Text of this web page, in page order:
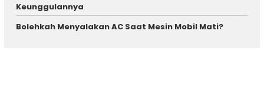
Keunggulannya
Bolehkah Menyalakan AC Saat Mesin Mobil Mati?